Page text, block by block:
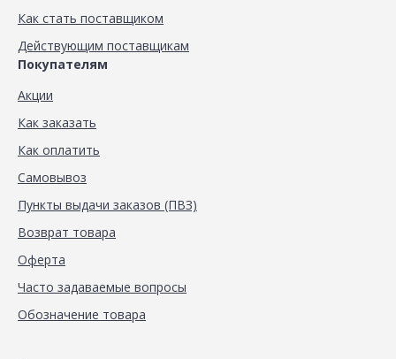
Как стать поставщиком
Действующим поставщикам
Покупателям
Акции
Как заказать
Как оплатить
Самовывоз
Пункты выдачи заказов (ПВЗ)
Возврат товара
Оферта
Часто задаваемые вопросы
Обозначение товара